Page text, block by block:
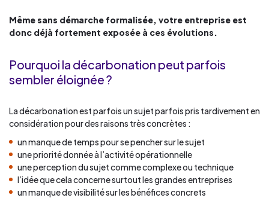
Même sans démarche formalisée, votre entreprise est
donc déjà fortement exposée à ces évolutions.
Pourquoi la décarbonation peut parfois
sembler éloignée ?
La décarbonation est parfois un sujet parfois pris tardivement en
considération pour des raisons très concrètes :
un manque de temps pour se pencher sur le sujet
une priorité donnée à l’activité opérationnelle
une perception du sujet comme complexe ou technique
l’idée que cela concerne surtout les grandes entreprises
un manque de visibilité sur les bénéfices concrets